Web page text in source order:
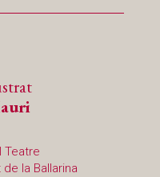
Teatre
la Ballarina